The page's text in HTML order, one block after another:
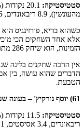
סטטיסטיקה:
מהעונשין), 8.9 ריבאונדים, 1.6 אסיסטים, 1.3 חסימות
כשהוא בריא, פורזינגיס
אלא אחד השחקים הכי
הזמינות, הוא שיחק 286 מתוך 805 אפשריים (בעונה הסדירה).
הדברים שהוא עושה, בין
הטבעת.
61) יוסף נורקיץ' –
בעונה
סטטיסטיקה:
ריבאונדים, 3.4 אסיסטים, 1 חטיפה, 1.1 חסימות